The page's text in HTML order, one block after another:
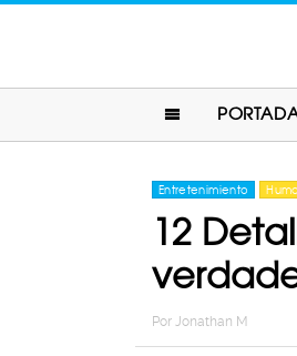
Entretenimiento
12
Por Jonathan M